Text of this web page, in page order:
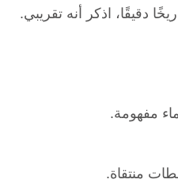
دقيقًا، اذكر أنه تقريبي.
مفهومة.
منتقاة.